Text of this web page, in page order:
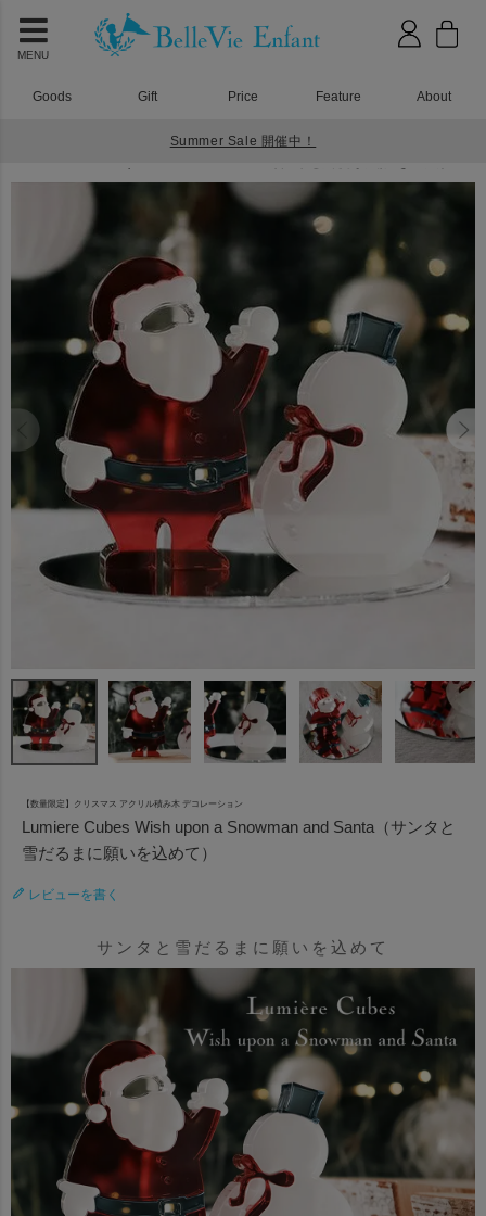
MENU
Goods Gift Price Feature About
Summer Sale 開催中！
【数量限定】クリスマス アクリル積み木 デコレーション
Lumiere Cubes Wish upon a Snowman and Santa（サンタと
雪だるまに願いを込めて）
レビューを書く
サンタと雪だるまに願いを込めて